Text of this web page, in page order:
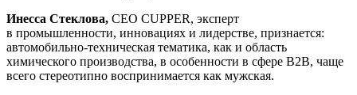
Инесса Стеклова, CEO CUPPER, эксперт
в промышленности, инновациях и лидерстве, признается:
автомобильно-техническая тематика, как и область
химического производства, в особенности в сфере B2B, чаще
всего стереотипно воспринимается как мужская.